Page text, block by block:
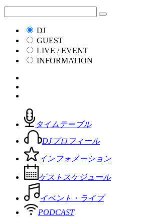
DJ
GUEST
LIVE / EVENT
INFORMATION
タイムテーブル
DJプロフィール
インフォメーション
ゲストスケジュール
イベント・ライブ
PODCAST